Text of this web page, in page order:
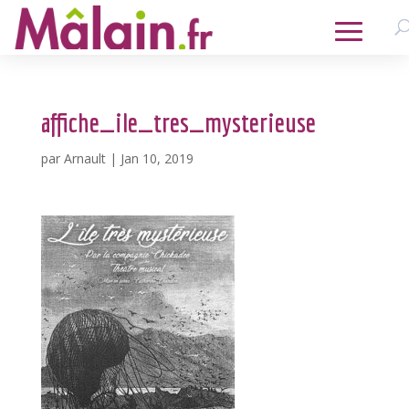
affiche_ile_tres_mysterieuse
par Arnault| Jan 10, 2019